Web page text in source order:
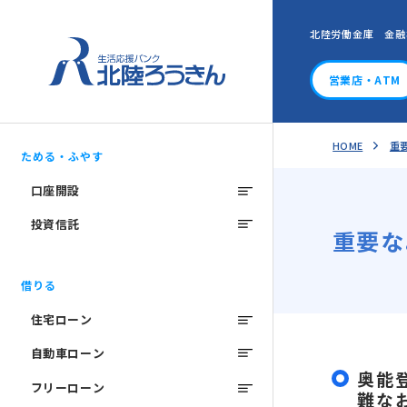
ためる・ふやす
口座開設
投資信託
借りる
住宅ローン
自動車ローン
フリーローン
北陸労働金庫 金
営業店・ATM
HOME 重
重要
奥能
難な